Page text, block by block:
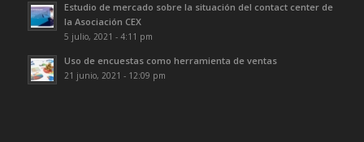
Estudio de mercado sobre la situación del contact center de
la Asociación CEX
5 julio, 2021 - 4:11 pm
Uso de encuestas como herramienta de ventas
21 junio, 2021 - 12:09 pm